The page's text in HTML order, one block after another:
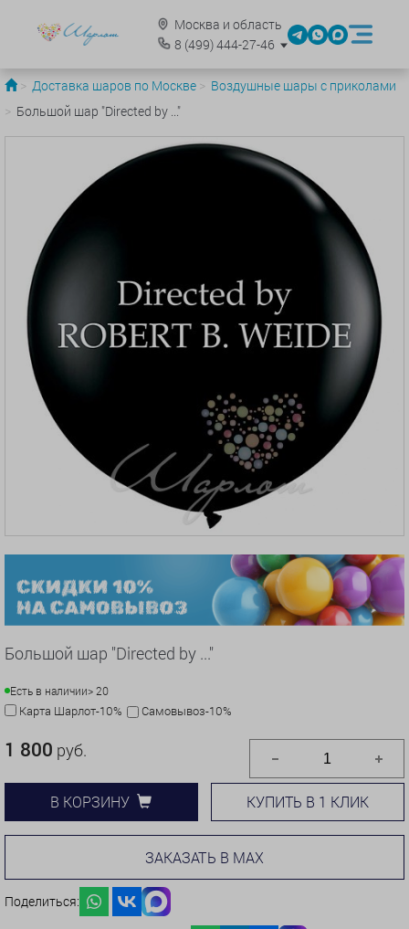
Москва и область
8 (499)444-27-46
Доставка шаров по Москве
Воздушные шары с приколами
Большой шар "Directed by ..."
Большой шар "Directed by ..."
Есть в наличии> 20
Карта Шарлот-10% Самовывоз-10%
1 800 руб.
В КОРЗИНУ КУПИТЬ В 1 КЛИК
ЗАКАЗАТЬ В MAX
Поделиться: